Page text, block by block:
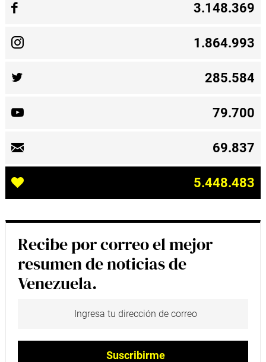
3.148.369
1.864.993
285.584
79.700
69.837
5.448.483
Recibe por correo el mejor
resumen de noticias de
Venezuela.